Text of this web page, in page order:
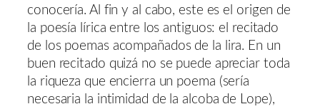
conocería. Al fin y al cabo, este es el origen de
la poesía lírica entre los antiguos: el recitado
de los poemas acompañados de la lira. En un
buen recitado quizá no se puede apreciar toda
la riqueza que encierra un poema (sería
necesaria la intimidad de la alcoba de Lope),